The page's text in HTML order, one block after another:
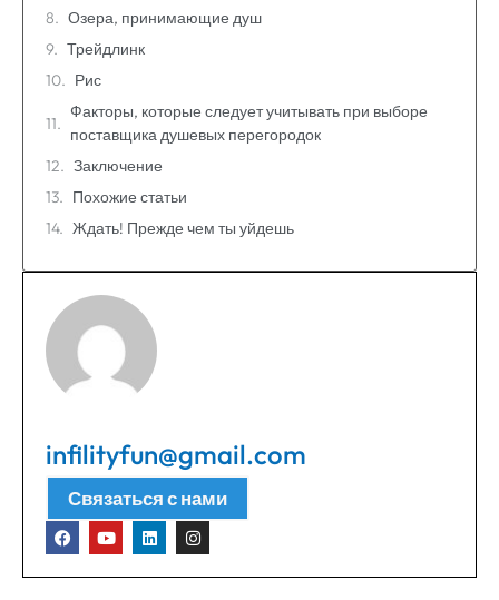
Озера, принимающие душ
Трейдлинк
Рис
Факторы, которые следует учитывать при выборе
поставщика душевых перегородок
Заключение
Похожие статьи
Ждать! Прежде чем ты уйдешь
infilityfun@gmail.com
Связаться с нами